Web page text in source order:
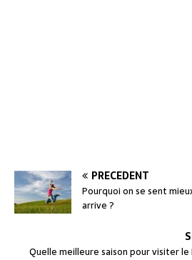
PRÉCÉDENT
Pourquoi on se sent
arrive ?
Quelle meilleure saison pour visiter le